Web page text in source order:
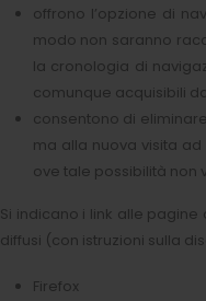
offrono l’opzione di
modo non saranno
la cronologia di
comunque acquisibili
consentono di
ma alla nuova visita
ove tale possibilità non
Si indicano i link alle
diffusi (con istruzioni sulla
Firefox